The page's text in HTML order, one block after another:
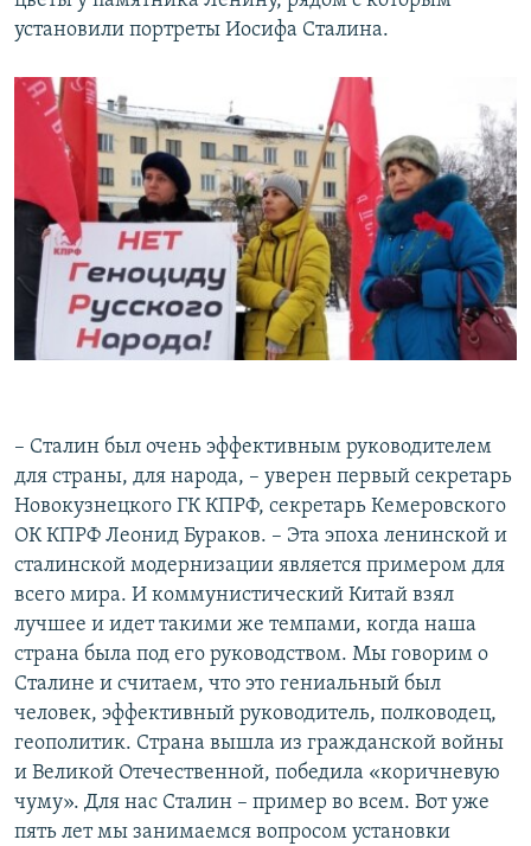
установили портреты Иосифа Сталина.
– Сталин был очень эффективным руководителем
для страны, для народа, – уверен первый секретарь
Новокузнецкого ГК КПРФ, секретарь Кемеровского
ОК КПРФ Леонид Бураков. – Эта эпоха ленинской и
сталинской модернизации является примером для
всего мира. И коммунистический Китай взял
лучшее и идет такими же темпами, когда наша
страна была под его руководством. Мы говорим о
Сталине и считаем, что это гениальный был
человек, эффективный руководитель, полководец,
геополитик. Страна вышла из гражданской войны
и Великой Отечественной, победила «коричневую
чуму». Для нас Сталин – пример во всем. Вот уже
пять лет мы занимаемся вопросом установки